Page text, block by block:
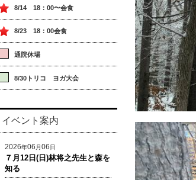
8/14 18：00〜会食
8/23 18：00会食
通院休場
8/30トリコ ヨガ大会
イベント案内
2026年06 月06日
７月12日(日)林将之先生と森を
知る